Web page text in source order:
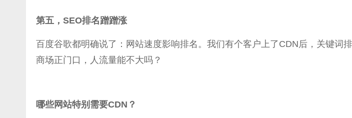
第五，SEO排名蹭蹭涨
百度谷歌都明确说了：网站速度影响排名。我们有个客户上了CDN后，关键词
商场正门口，人流量能不大吗？
哪些网站特别需要CDN？